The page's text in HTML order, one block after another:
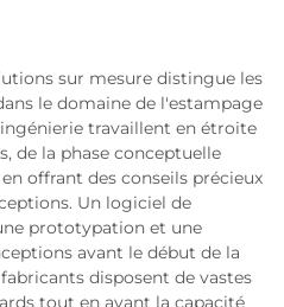
sur mesure distingue les
le domaine de l'estampage
travaillent en étroite
de la phase conceptuelle
offrant des conseils précieux
Un logiciel de
prototypation et une
avant le début de la
disposent de vastes
tout en ayant la capacité